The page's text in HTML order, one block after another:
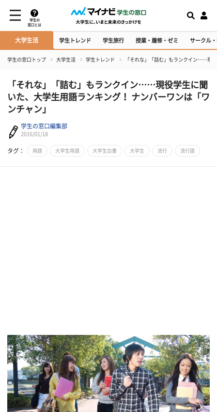
学生の
窓口とは
大学生活 学生トレンド 学生旅行 授業・履修・ゼミ サークル
学生の窓口トップ 大学生活 学生トレンド 「それな」「詰む」もランクイン……現
「それな」「詰む」もランクイン……現役学生に聞
いた、大学生用語ランキング！ ナンバーワンは「ワ
ンチャン」
学生の窓口編集部
2016/01/18
タグ： 用語 大学生用語 大学生白書 大学生 流行 流行語